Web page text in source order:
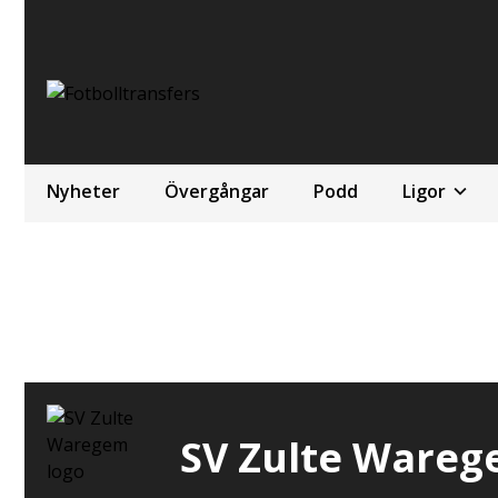
Nyheter Övergångar Podd Ligor
SV Zulte